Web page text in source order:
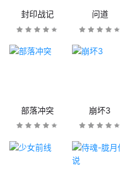
封印战记 问道
部落冲突 崩坏3